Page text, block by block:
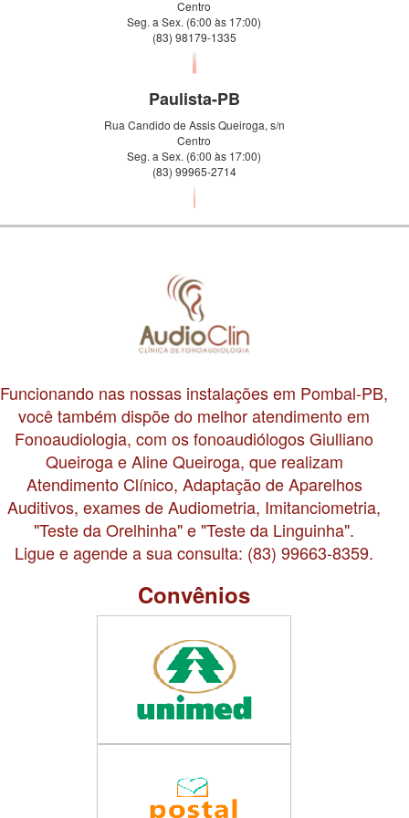
Centro
Seg. a Sex. (6:00 às 17:00)
(83) 98179-1335
Paulista-PB
Rua Candido de Assis Queiroga, s/n
Centro
Seg. a Sex. (6:00 às 17:00)
(83) 99965-2714
Funcionando nas nossas instalações em Pombal-PB,
você também dispõe do melhor atendimento em
Fonoaudiologia, com os fonoaudiólogos Giulliano
Queiroga e Aline Queiroga, que realizam
Atendimento Clínico, Adaptação de Aparelhos
Auditivos, exames de Audiometria, Imitanciometria,
"Teste da Orelhinha" e "Teste da Linguinha".
Ligue e agende a sua consulta: (83) 99663-8359.
Convênios